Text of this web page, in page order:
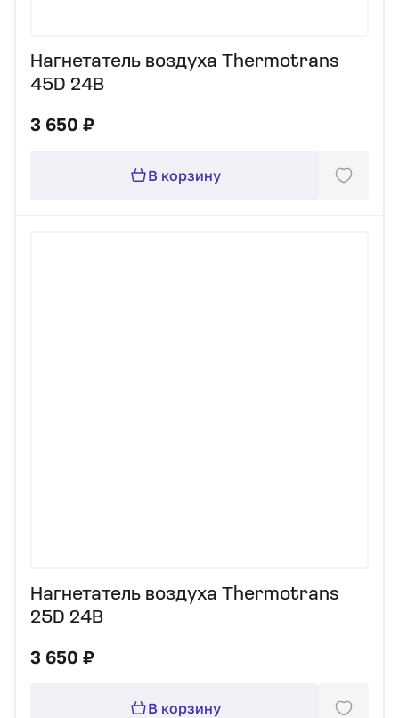
Нагнетатель воздуха Thermotrans
45D 24В
3 650 ₽
В корзину
Нагнетатель воздуха Thermotrans
25D 24В
3 650 ₽
В корзину